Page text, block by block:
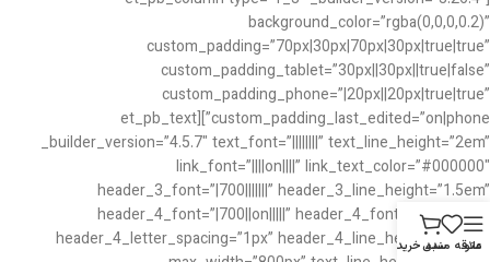
background_color=”rgba(0,0,0,0.2)”
custom_padding=”70px|30px|70px|30px|true|true”
custom_padding_tablet=”30px||30px||true|false”
custom_padding_phone=”|20px||20px|true|true”
custom_padding_last_edited=”on|phone”][et_pb_text
_builder_version=”4.5.7″ text_font=”||||||||” text_line_height=”2em”
link_font=”||||on||||” link_text_color=”#000000″
header_3_font=”|700|||||||” header_3_line_height=”1.5em”
header_4_font=”|700||on|||||” header_4_font_size=”13px”
header_4_letter_spacing=”1px” header_4_line_height=”1.5em”
منو
علاقه مندیسبد خرید